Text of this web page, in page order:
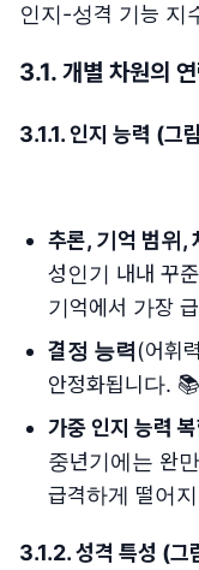
인지-성격 기능 지
3.1. 개별 차원의
3.1.1. 인지 능력 (그
추론, 기억 범위,
성인기 내내 꾸
기억에서 가장
결정 능력(어휘
안정화됩니다. 📚
가중 인지 능력
중년기에는 완
급격하게 떨어
3.1.2. 성격 특성 (그